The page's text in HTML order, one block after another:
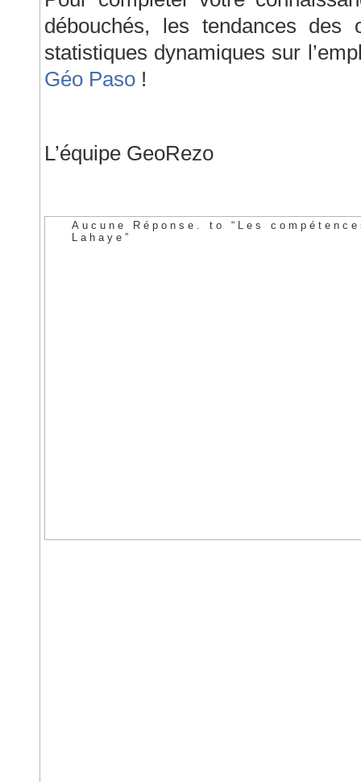
débouchés, les tendances des
statistiques dynamiques sur
Géo Paso !
L’équipe GeoRezo
Aucune Réponse. to “Les
Lahaye”